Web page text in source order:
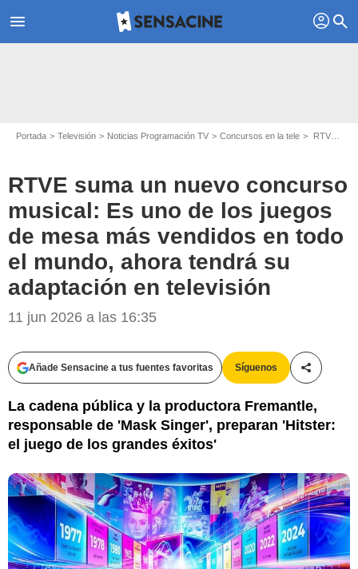
menu profil search
Portada Televisión Noticias Programación TV Concursos en la tele RTVE suma un nuevo concurso musical: Es uno de los juegos de mesa más vendidos en todo el mundo, ahora tendrá su adaptación en televisión
RTVE suma un nuevo concurso
musical: Es uno de los juegos
de mesa más vendidos en todo
el mundo, ahora tendrá su
adaptación en televisión
11 jun 2026 a las 16:35
Añade Sensacine a tus fuentes favoritas Síguenos
La cadena pública y la productora Fremantle,
responsable de 'Mask Singer', preparan 'Hitster:
el juego de los grandes éxitos'
RTVE